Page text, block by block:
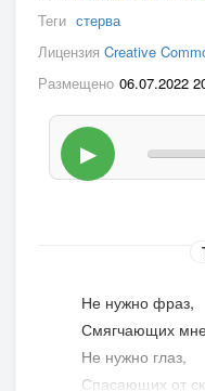
Теги стерва
Лицензия Creative
Размещено 06.07.2022
▶
Не нужно фраз,
Смягчающих
Не нужно глаз,
Спасающих от